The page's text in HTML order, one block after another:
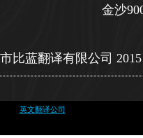
金沙
比蓝翻译有限公司 2015
英文翻译公司